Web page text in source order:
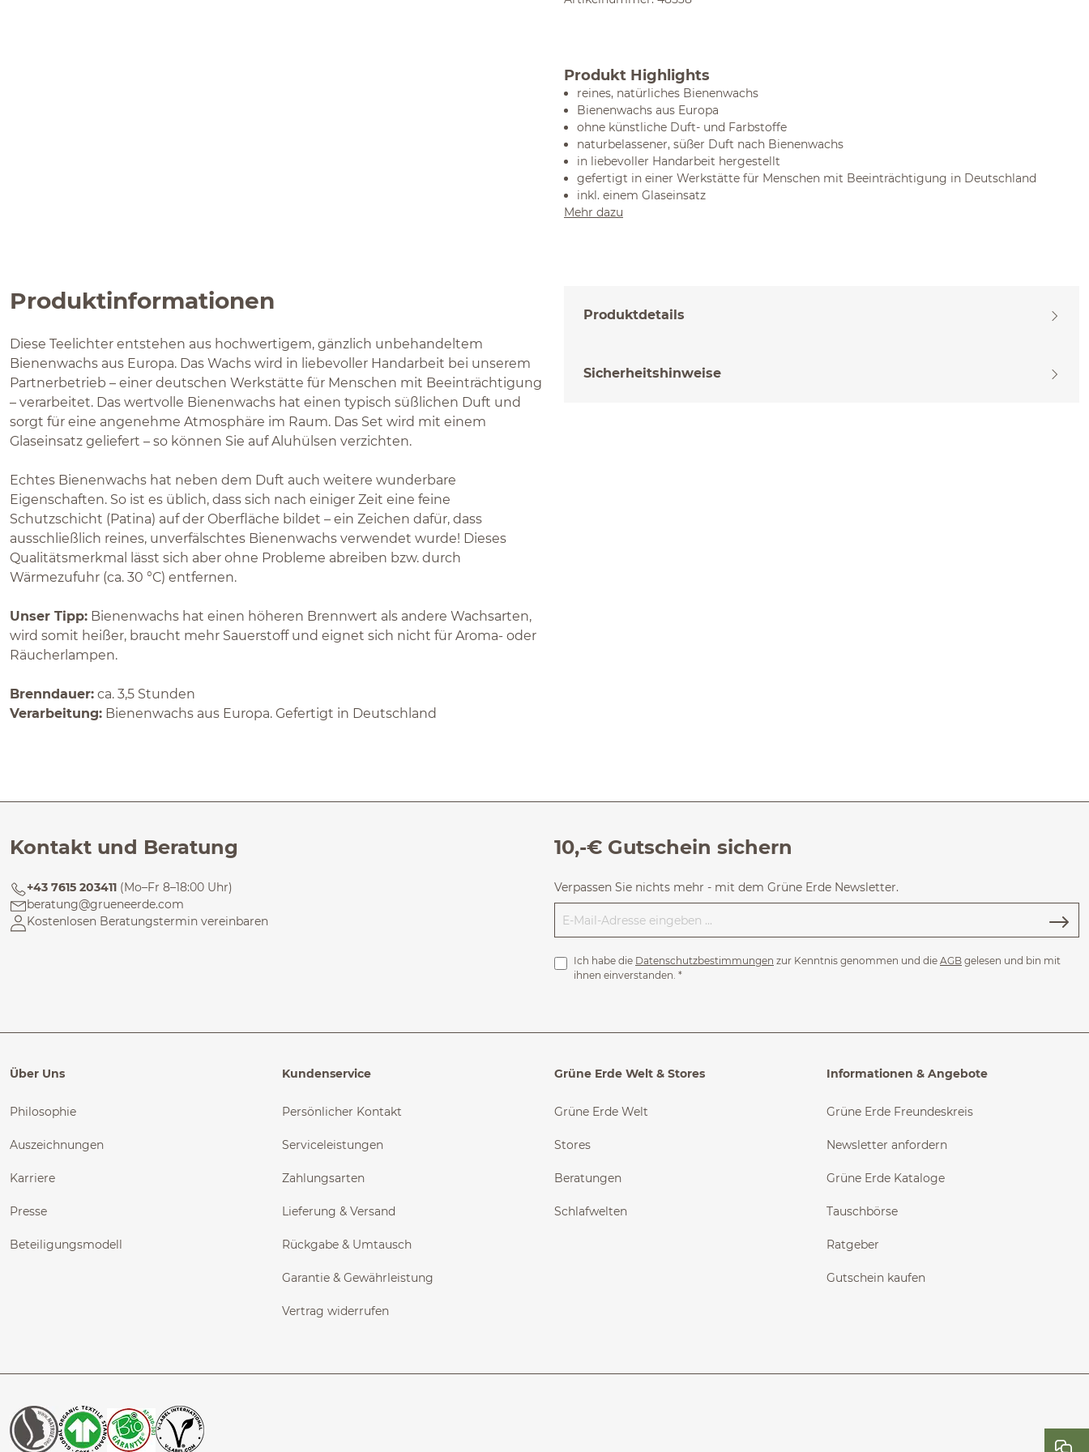
Produkt Highlights
reines, natürliches Bienenwachs
Bienenwachs aus Europa
ohne künstliche Duft- und Farbstoffe
naturbelassener, süßer Duft nach Bienenwachs
in liebevoller Handarbeit hergestellt
gefertigt in einer Werkstätte für Menschen mit Beeinträchtigung in Deutschland
inkl. einem Glaseinsatz
Mehr dazu
Produktinformationen
Diese Teelichter entstehen aus hochwertigem, gänzlich unbehandeltem
Bienenwachs aus Europa. Das Wachs wird in liebevoller Handarbeit bei unserem
Partnerbetrieb – einer deutschen Werkstätte für Menschen mit Beeinträchtigung
– verarbeitet. Das wertvolle Bienenwachs hat einen typisch süßlichen Duft und
sorgt für eine angenehme Atmosphäre im Raum. Das Set wird mit einem
Glaseinsatz geliefert – so können Sie auf Aluhülsen verzichten.
Echtes Bienenwachs hat neben dem Duft auch weitere wunderbare
Eigenschaften. So ist es üblich, dass sich nach einiger Zeit eine feine
Schutzschicht (Patina) auf der Oberfläche bildet – ein Zeichen dafür, dass
ausschließlich reines, unverfälschtes Bienenwachs verwendet wurde! Dieses
Qualitätsmerkmal lässt sich aber ohne Probleme abreiben bzw. durch
Wärmezufuhr (ca. 30 °C) entfernen.
Unser Tipp: Bienenwachs hat einen höheren Brennwert als andere Wachsarten,
wird somit heißer, braucht mehr Sauerstoff und eignet sich nicht für Aroma- oder
Räucherlampen.
Brenndauer: ca. 3,5 Stunden
Verarbeitung: Bienenwachs aus Europa. Gefertigt in Deutschland
Produktdetails
Sicherheitshinweise
Kontakt und Beratung
+43 7615 203411 (Mo–Fr 8–18:00 Uhr)
beratung@grueneerde.com
Kostenlosen Beratungstermin vereinbaren
10,-€ Gutschein sichern
Verpassen Sie nichts mehr - mit dem Grüne Erde Newsletter.
Ich habe die Datenschutzbestimmungen zur Kenntnis genommen und die AGB gelesen und bin mit
ihnen einverstanden. *
Über Uns
Philosophie
Auszeichnungen
Karriere
Presse
Beteiligungsmodell
Kundenservice
Persönlicher Kontakt
Serviceleistungen
Zahlungsarten
Lieferung & Versand
Rückgabe & Umtausch
Garantie & Gewährleistung
Vertrag widerrufen
Grüne Erde Welt & Stores
Grüne Erde Welt
Stores
Beratungen
Schlafwelten
Informationen & Angebote
Grüne Erde Freundeskreis
Newsletter anfordern
Grüne Erde Kataloge
Tauschbörse
Ratgeber
Gutschein kaufen